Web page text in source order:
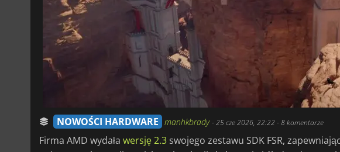
NOWOŚCI HARDWARE manhkbrady-25 cze 2026, 22:22 - 8 komentarze
Firma AMD wydała wersję 2.3 swojego zestawu SDK FSR,